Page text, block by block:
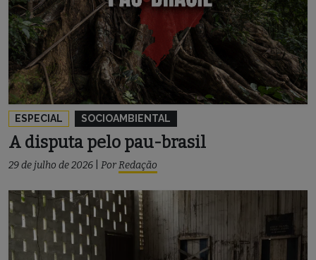
ESPECIAL SOCIOAMBIENTAL
A disputa pelo pau-brasil
29 de julho de 2026 PorRedação